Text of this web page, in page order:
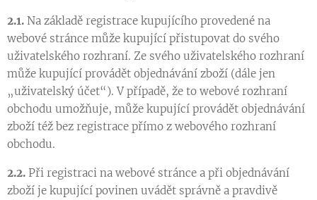
2.1. Na základě registrace kupujícího provedené na
webové stránce může kupující přistupovat do svého
uživatelského rozhraní. Ze svého uživatelského rozhraní
může kupující provádět objednávání zboží (dále jen
„uživatelský účet“). V případě, že to webové rozhraní
obchodu umožňuje, může kupující provádět objednávání
zboží též bez registrace přímo z webového rozhraní
obchodu.
2.2. Při registraci na webové stránce a při objednávání
zboží je kupující povinen uvádět správně a pravdivě